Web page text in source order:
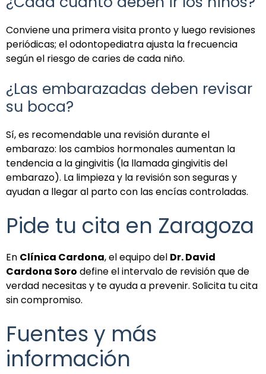
Conviene una primera visita pronto y luego revisiones
periódicas; el odontopediatra ajusta la frecuencia
según el riesgo de caries de cada niño.
¿Las embarazadas deben revisar
su boca?
Sí, es recomendable una revisión durante el
embarazo: los cambios hormonales aumentan la
tendencia a la gingivitis (la llamada gingivitis del
embarazo). La limpieza y la revisión son seguras y
ayudan a llegar al parto con las encías controladas.
Pide tu cita en Zaragoza
En Clínica Cardona, el equipo del Dr. David
Cardona Soro define el intervalo de revisión que de
verdad necesitas y te ayuda a prevenir. Solicita tu cita
sin compromiso.
Fuentes y más
información